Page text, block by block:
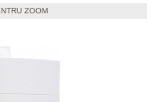
ZOOM